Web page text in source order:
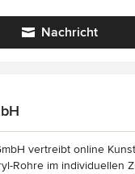
Nachricht
vertreibt online
Rohre im individuellen